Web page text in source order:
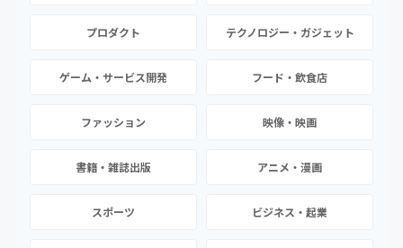
プロダクト テクノロジー・ガジェット
ゲーム・サービス開発 フード・飲食店
ファッション 映像・映画
書籍・雑誌出版 アニメ・漫画
スポーツ ビジネス・起業